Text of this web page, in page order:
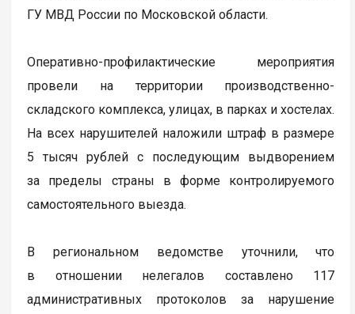
ГУ МВД России по Московской области.
Оперативно-профилактические мероприятия
провели на территории производственно-
складского комплекса, улицах, в парках и хостелах.
На всех нарушителей наложили штраф в размере
5 тысяч рублей с последующим выдворением
за пределы страны в форме контролируемого
самостоятельного выезда.
В региональном ведомстве уточнили, что
в отношении нелегалов составлено 117
административных протоколов за нарушение